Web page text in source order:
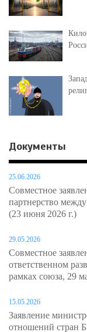
Документы
25.06.2026
Совместное
партнерство
(23 июня 2026 г.)
29.05.2026
Совместное
ответственном
рамках союза, 29
15.05.2026
Заявление
отношений стран